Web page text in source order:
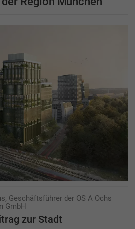
Geschäftsführer der OS A Ochs
GmbH
zur Stadt